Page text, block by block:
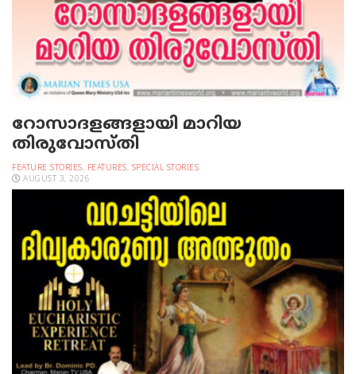
റോസാദളങ്ങളായി മാറിയ
തിരുവോസ്തി
FEATURE STORIES, FEATURES, SPECIAL STORIES
AUGUST 3, 2026